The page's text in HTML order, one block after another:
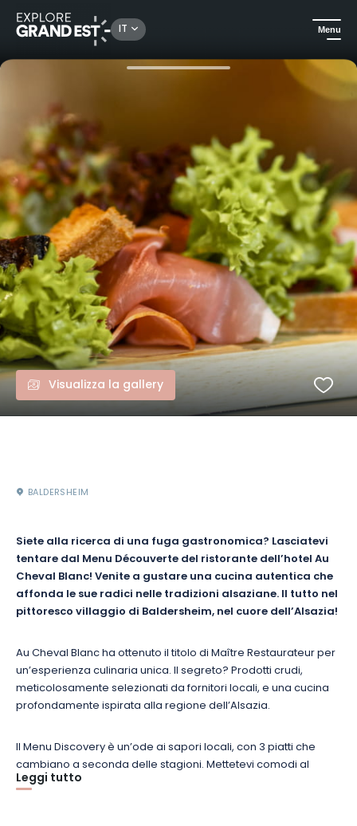
IT Menu
Tradizionale e locale Buono regalo per il menu scoperta Au Cheval Blanc
Visualizza la gallery
BALDERSHEIM
Siete alla ricerca di una fuga gastronomica? Lasciatevi
tentare dal Menu Découverte del ristorante dell’hotel Au
Cheval Blanc! Venite a gustare una cucina autentica che
affonda le sue radici nelle tradizioni alsaziane. Il tutto nel
pittoresco villaggio di Baldersheim, nel cuore dell’Alsazia!
Au Cheval Blanc ha ottenuto il titolo di Maître Restaurateur per
un’esperienza culinaria unica. Il segreto? Prodotti crudi,
meticolosamente selezionati da fornitori locali, e una cucina
profondamente ispirata alla regione dell’Alsazia.
Il Menu Discovery è un’ode ai sapori locali, con 3 piatti che
cambiano a seconda delle stagioni. Mettetevi comodi al
vostro tavolo e immergetevi nella calda atmosfera della sala
Leggi tutto